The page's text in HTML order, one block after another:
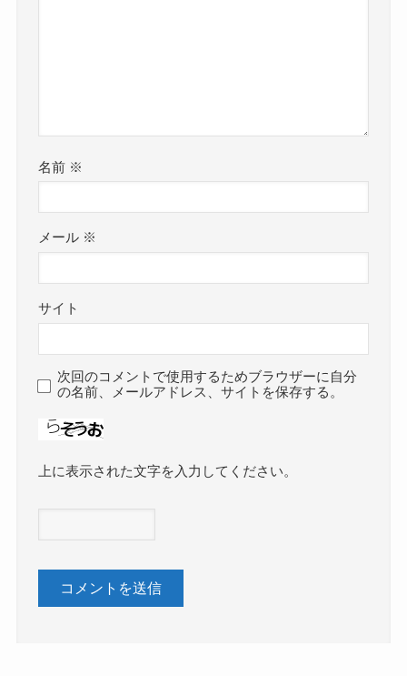
名前 ※
メール ※
サイト
次回のコメントで使用するためブラウザーに自分
の名前、メールアドレス、サイトを保存する。
上に表示された文字を入力してください。